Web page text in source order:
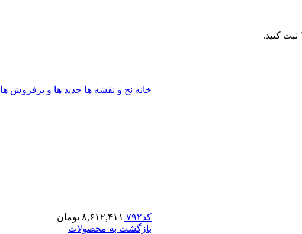
کنید.
خانه نخ و نقشه ها جدید ها و پرفروش ها
کد۷۹۲ ۸,۶۱۲,۴۱۱ تومان
بازگشت به محصولات